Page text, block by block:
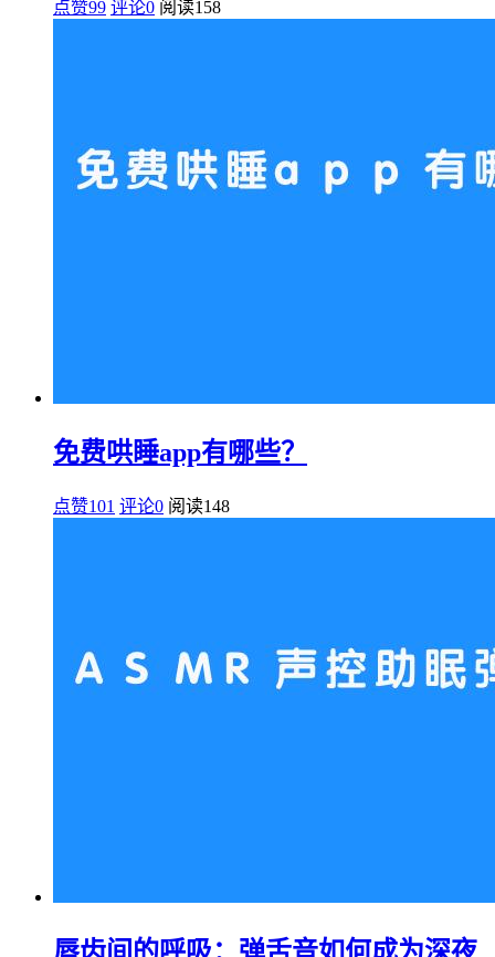
点赞99 评论0 阅读158
免费哄睡app有哪些？
点赞101 评论0 阅读148
唇齿间的呼吸：弹舌音如何成为深夜